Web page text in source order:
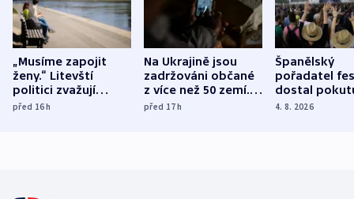
„Musíme zapojit
ženy.“ Litevští
politici zvažují
dohodu o
před 16h
Na Ukrajině jsou
zadržováni občané
z více než 50 zemí.
Bojovali na straně
před 17h
Španělský
pořadatel
dostal
nekalé
4. 8. 2026